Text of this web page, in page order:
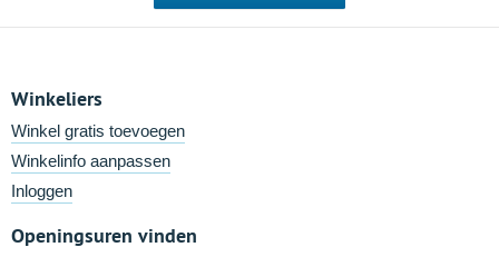
Winkeliers
Winkel gratis toevoegen
Winkelinfo aanpassen
Inloggen
Openingsuren vinden